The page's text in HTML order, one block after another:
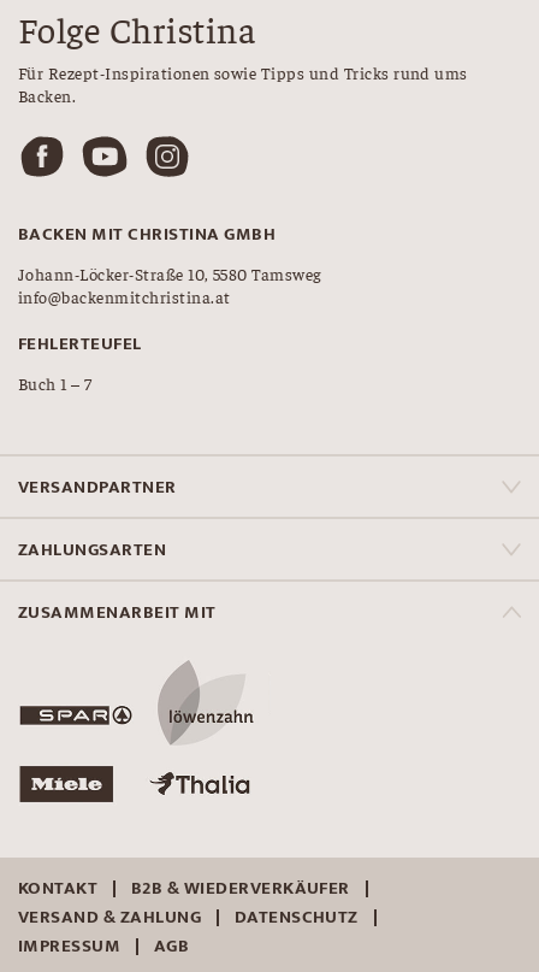
Folge Christina
Für Rezept-Inspirationen sowie Tipps und Tricks rund ums
Backen.
BACKEN MIT CHRISTINA GMBH
Johann-Löcker-Straße 10, 5580 Tamsweg
info@backenmitchristina.at
FEHLERTEUFEL
Buch 1 – 7
VERSANDPARTNER
ZAHLUNGSARTEN
ZUSAMMENARBEIT MIT
KONTAKT
B2B & WIEDERVERKÄUFER
VERSAND & ZAHLUNG
DATENSCHUTZ
IMPRESSUM
AGB